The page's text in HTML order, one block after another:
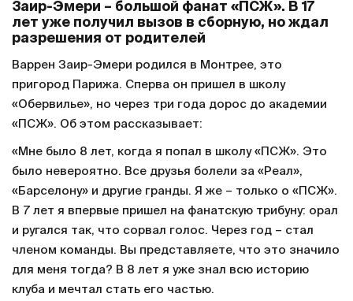
Заир-Эмери – большой фанат «ПСЖ». В 17
лет уже получил вызов в сборную, но ждал
разрешения от родителей
Варрен Заир-Эмери родился в Монтрее, это
пригород Парижа. Сперва он пришел в школу
«Обервилье», но через три года дорос до академии
«ПСЖ». Об этом рассказывает:
«Мне было 8 лет, когда я попал в школу «ПСЖ». Это
было невероятно. Все друзья болели за «Реал»,
«Барселону» и другие гранды. Я же – только о «ПСЖ».
В 7 лет я впервые пришел на фанатскую трибуну: орал
и ругался так, что сорвал голос. Через год – стал
членом команды. Вы представляете, что это значило
для меня тогда? В 8 лет я уже знал всю историю
клуба и мечтал стать его частью.